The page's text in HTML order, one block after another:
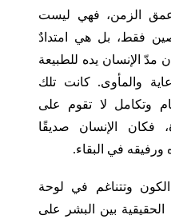
الزمن، فهي ليست
فقط، بل هي امتدادٌ
مدّ الإنسان يده للطبيعة
والمأوى. كانت تلك
وتكامل لا تقوم على
فكان الإنسان صديقًا
ورفيقه في البقاء.
وتتناغم في لوحة
الحقيقية بين البشر على